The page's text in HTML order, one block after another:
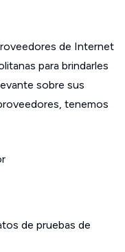
de Internet
para brindarles
sobre sus
tenemos
de pruebas de